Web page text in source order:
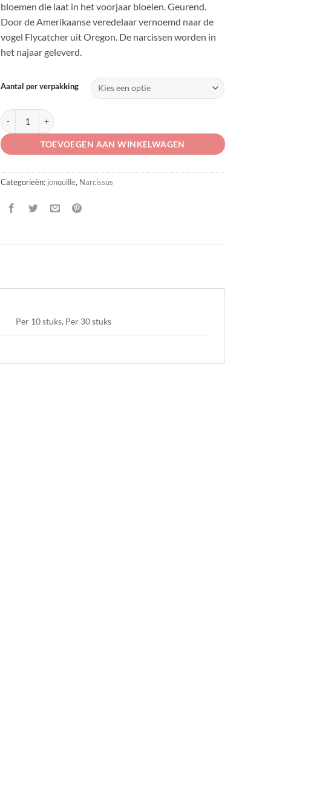
bloemen die laat in het voorjaar bloeien. Geurend.
Door de Amerikaanse veredelaar vernoemd naar de
vogel Flycatcher uit Oregon. De narcissen worden in
het najaar geleverd.
Aantal per verpakking
Narcissus 'Flycatcher' aantal
TOEVOEGEN AAN WINKELWAGEN
Categorieën: jonquille, Narcissus
Per 10 stuks, Per 30 stuks